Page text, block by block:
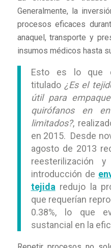
Generalmente, la
procesos eficaces
anaquel, transporte y
insumos médicos hasta
Esto es lo que
titulado ¿Es el
útil para
quirófanos en
limitados?,
en 2015. Desde
agosto de 2013
reesterilización
introducción de
tejida redujo la
que requerían
0.38%, lo que
sustancial en la